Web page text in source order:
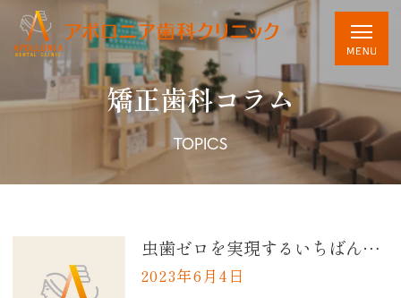
矯正歯科コラム
TOPICS
虫歯ゼロを実現するいちばん簡単な方法は？
2023年6月4日